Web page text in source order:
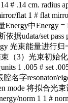
# .14 cm. radius
flat 1 # flat
中Energy =
udata/set pass
光束能量进行归
（3）光束初始化
1 .005 # set
名字resonator/
mode 将拟合
norm 1 1 #